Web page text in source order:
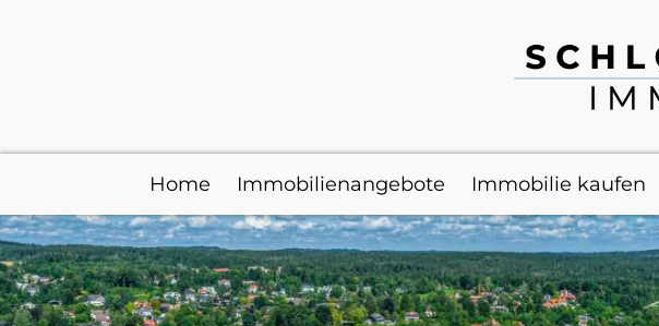
Home Immobilienangebote Immobilie kaufen